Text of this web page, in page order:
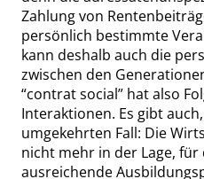
Zahlung von
persönlich bestimmte
kann deshalb auch die
zwischen den
“contrat social” hat also
Interaktionen. Es gibt
umgekehrten Fall: Die
nicht mehr in der Lage,
ausreichende